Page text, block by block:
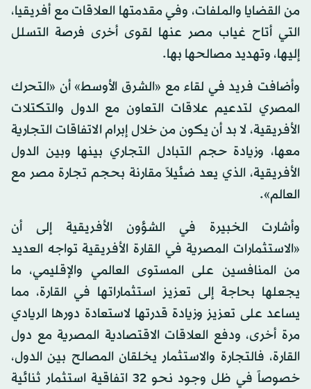
من القضايا والملفات، وفي مقدمتها العلاقات مع أفريقيا،
التي أتاح غياب مصر عنها لقوى أخرى فرصة التسلل
إليها، وتهديد مصالحها بها.
وأضافت فريد في لقاء مع «الشرق الأوسط» أن «التحرك
المصري لتدعيم علاقات التعاون مع الدول والتكتلات
الأفريقية، لا بد أن يكون من خلال إبرام الاتفاقات التجارية
معها، وزيادة حجم التبادل التجاري بينها وبين الدول
الأفريقية، الذي يعد ضئيلاً مقارنة بحجم تجارة مصر مع
العالم».
وأشارت الخبيرة في الشؤون الأفريقية إلى أن
«الاستثمارات المصرية في القارة الأفريقية تواجه العديد
من المنافسين على المستوى العالمي والإقليمي، ما
يجعلها بحاجة إلى تعزيز استثماراتها في القارة، مما
يساعد على تعزيز وزيادة قدرتها لاستعادة دورها الريادي
مرة أخرى، ودفع العلاقات الاقتصادية المصرية مع دول
القارة، فالتجارة والاستثمار يخلقان المصالح بين الدول،
خصوصاً في ظل وجود نحو 32 اتفاقية استثمار ثنائية